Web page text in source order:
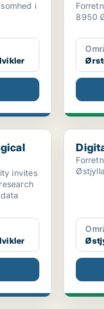
i
8950
scien...
invites